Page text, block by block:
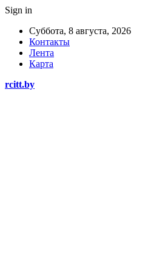
Sign in
Суббота, 8 августа, 2026
Контакты
Лента
Карта
rcitt.by